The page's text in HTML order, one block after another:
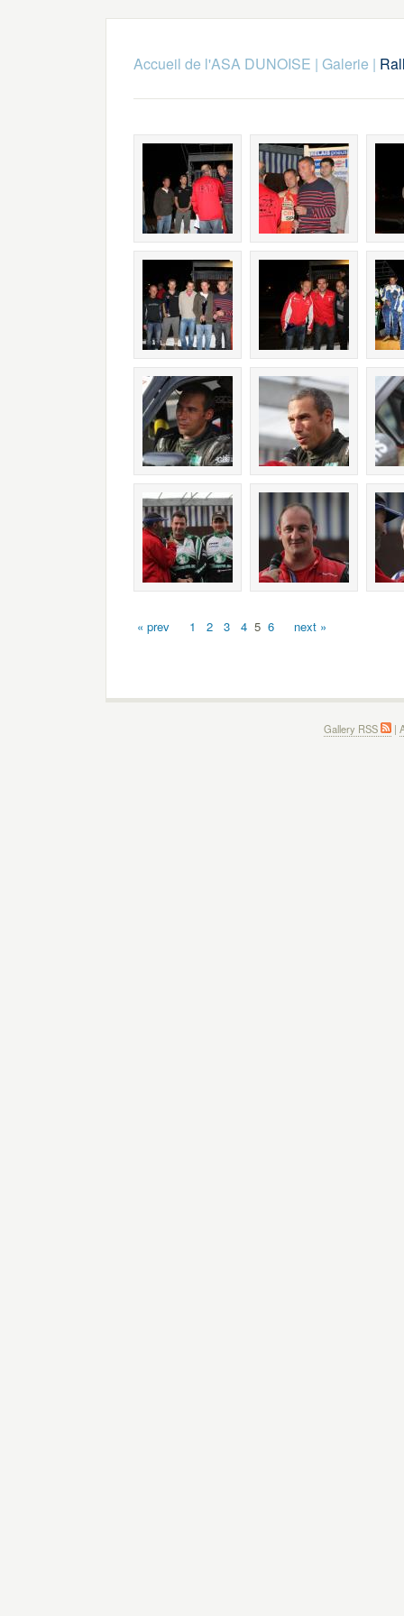
Accueil de l'ASA DUNOISE | Galerie |
« prev 1 2 3 4 5 6 next »
Gallery RSS |